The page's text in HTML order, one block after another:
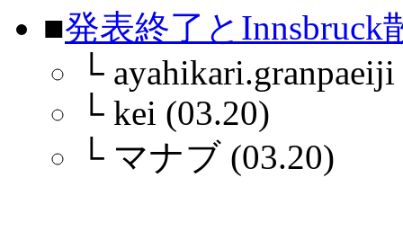
■発表終了とInnsbruck
└
└ kei (03.20)
└ マナブ (03.20)